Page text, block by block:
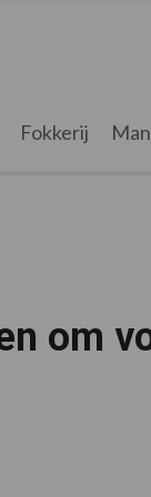
Fokkerij
om